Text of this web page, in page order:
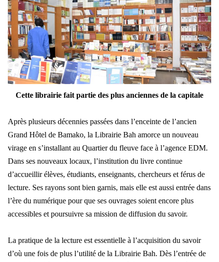
Cette librairie fait partie des plus anciennes de la capitale
Après plusieurs décennies passées dans l’enceinte de l’ancien
Grand Hôtel de Bamako, la Librairie Bah amorce un nouveau
virage en s’installant au Quartier du fleuve face à l’agence EDM.
Dans ses nouveaux locaux, l’institution du livre continue
d’accueillir élèves, étudiants, enseignants, chercheurs et férus de
lecture. Ses rayons sont bien garnis, mais elle est aussi entrée dans
l’ère du numérique pour que ses ouvrages soient encore plus
accessibles et poursuivre sa mission de diffusion du savoir.
La pratique de la lecture est essentielle à l’acquisition du savoir
d’où une fois de plus l’utilité de la Librairie Bah. Dès l’entrée de